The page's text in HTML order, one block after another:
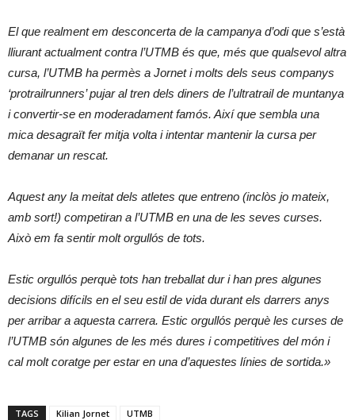
El que realment em desconcerta de la campanya d’odi que s’està
lliurant actualment contra l’UTMB és que, més que qualsevol altra
cursa, l’UTMB ha permès a Jornet i molts dels seus companys
‘protrailrunners’ pujar al tren dels diners de l’ultratrail de muntanya
i convertir-se en moderadament famós. Així que sembla una
mica desagraït fer mitja volta i intentar mantenir la cursa per
demanar un rescat.
Aquest any la meitat dels atletes que entreno (inclòs jo mateix,
amb sort!) competiran a l’UTMB en una de les seves curses.
Això em fa sentir molt orgullós de tots.
Estic orgullós perquè tots han treballat dur i han pres algunes
decisions difícils en el seu estil de vida durant els darrers anys
per arribar a aquesta carrera. Estic orgullós perquè les curses de
l’UTMB són algunes de les més dures i competitives del món i
cal molt coratge per estar en una d’aquestes línies de sortida.»
TAGS Kilian Jornet UTMB